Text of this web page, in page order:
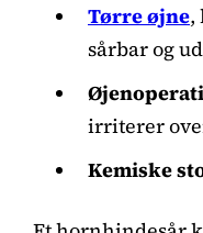
Tørre øjne,
sårbar og
irriterer
Kemiske